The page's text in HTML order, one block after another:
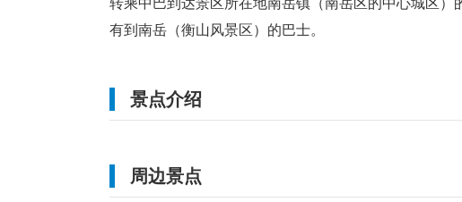
转乘中巴到达景区所在地南岳镇（南岳区的中心城区
有到南岳（衡山风景区）的巴士。
景点介绍
周边景点